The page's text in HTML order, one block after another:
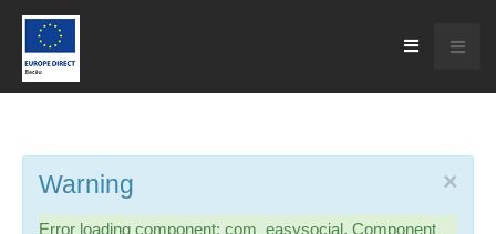
×
Warning
Error loading component: com_easysocial, Component